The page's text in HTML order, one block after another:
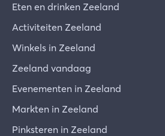
Eten en drinken Zeeland
Activiteiten Zeeland
Winkels in Zeeland
Zeeland vandaag
Evenementen in Zeeland
Markten in Zeeland
Pinksteren in Zeeland